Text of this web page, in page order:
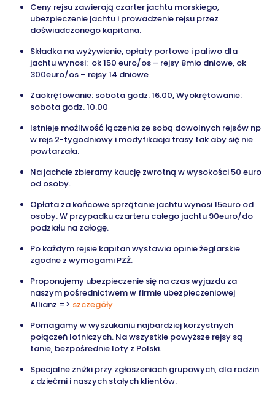
Ceny rejsu zawierają czarter jachtu morskiego,
ubezpieczenie jachtu i prowadzenie rejsu przez
doświadczonego kapitana.
Składka na wyżywienie, opłaty portowe i paliwo dla
jachtu wynosi: ok 150 euro/os – rejsy 8mio dniowe, ok
300euro/os – rejsy 14 dniowe
Zaokrętowanie: sobota godz. 16.00, Wyokrętowanie:
sobota godz. 10.00
Istnieje możliwość łączenia ze sobą dowolnych rejsów np
w rejs 2-tygodniowy i modyfikacja trasy tak aby się nie
powtarzała.
Na jachcie zbieramy kaucję zwrotną w wysokości 50 euro
od osoby.
Opłata za końcowe sprzątanie jachtu wynosi 15euro od
osoby. W przypadku czarteru całego jachtu 90euro/do
podziału na załogę.
Po każdym rejsie kapitan wystawia opinie żeglarskie
zgodne z wymogami PZŻ.
Proponujemy ubezpieczenie się na czas wyjazdu za
naszym pośrednictwem w firmie ubezpieczeniowej
Allianz => szczegóły
Pomagamy w wyszukaniu najbardziej korzystnych
połączeń lotniczych. Na wszystkie powyższe rejsy są
tanie, bezpośrednie loty z Polski.
Specjalne zniżki przy zgłoszeniach grupowych, dla rodzin
z dziećmi i naszych stałych klientów.